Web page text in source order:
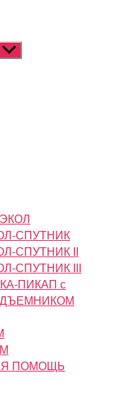
Показывать
подменю
СПУТНИК
СПУТНИК II
СПУТНИК III
ПИКАП с
ПОМОЩЬ